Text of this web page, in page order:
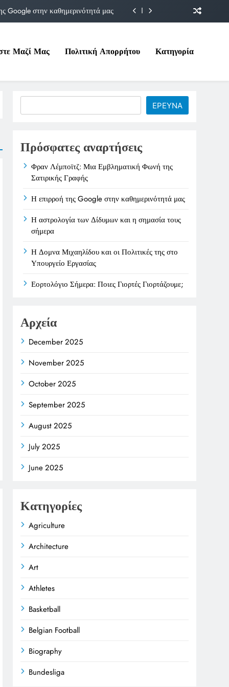
Google στην καθημερινότητά μας
της στο Υπουργείο Εργασίας
Google στην καθημερινότητά μας
και η σημασία τους σήμερα
Μαζί Μας Πολιτική Απορρήτου Κατηγορία
ΕΡΕΥΝΑ
Πρόσφατες αναρτήσεις
Φραν Λέμποϊτζ: Μια Εμβληματική Φωνή της
Σατιρικής Γραφής
Η επιρροή της Google στην καθημερινότητά μας
Η αστρολογία των Δίδυμων και η σημασία τους
σήμερα
Η Δομνα Μιχαηλίδου και οι Πολιτικές της στο
Υπουργείο Εργασίας
Εορτολόγιο Σήμερα: Ποιες Γιορτές Γιορτάζουμε;
Αρχεία
December 2025
November 2025
October 2025
September 2025
August 2025
July 2025
June 2025
Κατηγορίες
Agriculture
Architecture
Art
Athletes
Basketball
Belgian Football
Biography
Bundesliga